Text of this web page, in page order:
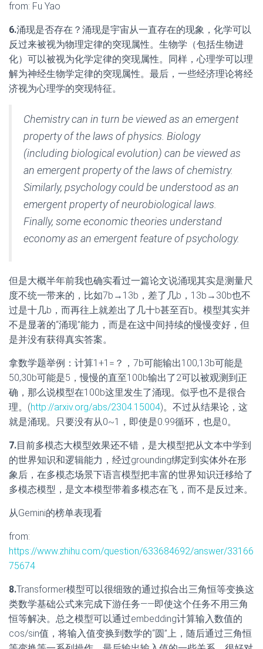
from: Fu Yao
6.涌现是否存在？涌现是宇宙从一直存在的现象，化学可以
反过来被视为物理定律的突现属性。生物学（包括生物进
化）可以被视为化学定律的突现属性。同样，心理学可以理
解为神经生物学定律的突现属性。最后，一些经济理论将经
济视为心理学的突现特征。
Chemistry can in turn be viewed as an emergent
property of the laws of physics. Biology
(including biological evolution) can be viewed as
an emergent property of the laws of chemistry.
Similarly, psychology could be understood as an
emergent property of neurobiological laws.
Finally, some economic theories understand
economy as an emergent feature of psychology.
但是大概半年前我也确实看过一篇论文说涌现其实是测量尺
度不统一带来的，比如7b→13b，差了几b，13b→30b也不
过是十几b，而再往上就差出了几十b甚至百b。模型其实并
不是显著的“涌现”能力，而是在这中间持续的慢慢变好，但
是并没有获得真实答案。
拿数学题举例：计算1+1=？，7b可能输出100,13b可能是
50,30b可能是5，慢慢的直至100b输出了2可以被观测到正
确，那么说模型在100b这里发生了涌现。似乎也不是很合
理。(http://arxiv.org/abs/2304.15004)。不过从结果论，这
就是涌现。只要没有从0~1，即使是0.99循环，也是0。
7.目前多模态大模型效果还不错，是大模型把从文本中学到
的世界知识和逻辑能力，经过grounding绑定到实体外在形
象后，在多模态场景下语言模型把丰富的世界知识迁移给了
多模态模型，是文本模型带着多模态在飞，而不是反过来。
从Gemini的榜单表现看
from:
https://www.zhihu.com/question/633684692/answer/33166
75674
8.Transformer模型可以很细致的通过拟合出三角恒等变换这
类数学基础公式来完成下游任务——即使这个任务不用三角
恒等解决。总之模型可以通过embedding计算输入数值的
cos/sin值，将输入值变换到数学的“圆”上，随后通过三角恒